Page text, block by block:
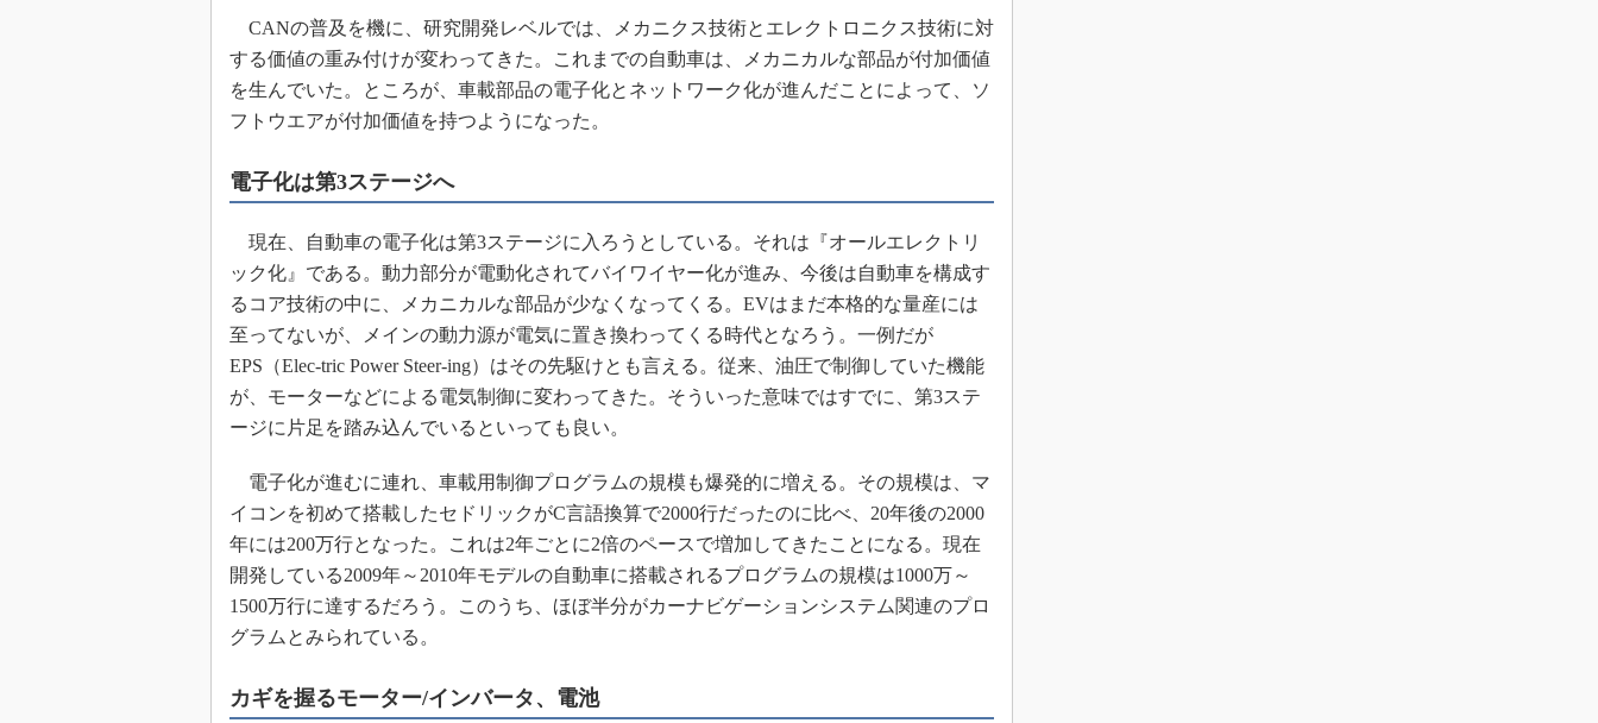
CANの普及を機に、研究開発レベルでは、メカニクス技術とエレクトロニクス技術に対
する価値の重み付けが変わってきた。これまでの自動車は、メカニカルな部品が付加価値
を生んでいた。ところが、車載部品の電子化とネットワーク化が進んだことによって、ソ
フトウエアが付加価値を持つようになった。
電子化は第3ステージへ
現在、自動車の電子化は第3ステージに入ろうとしている。それは『オールエレクトリ
ック化』である。動力部分が電動化されてバイワイヤー化が進み、今後は自動車を構成す
るコア技術の中に、メカニカルな部品が少なくなってくる。EVはまだ本格的な量産には
至ってないが、メインの動力源が電気に置き換わってくる時代となろう。一例だが
EPS（Elec-tric Power Steer-ing）はその先駆けとも言える。従来、油圧で制御していた機能
が、モーターなどによる電気制御に変わってきた。そういった意味ではすでに、第3ステ
ージに片足を踏み込んでいるといっても良い。
電子化が進むに連れ、車載用制御プログラムの規模も爆発的に増える。その規模は、マ
イコンを初めて搭載したセドリックがC言語換算で2000行だったのに比べ、20年後の2000
年には200万行となった。これは2年ごとに2倍のペースで増加してきたことになる。現在
開発している2009年～2010年モデルの自動車に搭載されるプログラムの規模は1000万～
1500万行に達するだろう。このうち、ほぼ半分がカーナビゲーションシステム関連のプロ
グラムとみられている。
カギを握るモーター/インバータ、電池